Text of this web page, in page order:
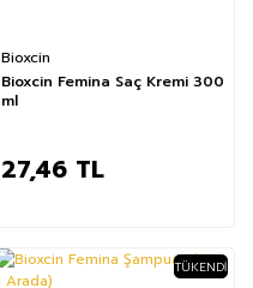
Bioxcin
Bioxcin Femina Saç Kremi 300
ml
27,46 TL
TÜKENDI